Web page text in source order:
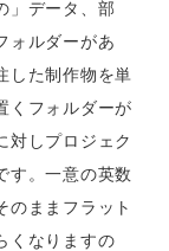
」データ、部
ォルダーがあ
した制作物を単
くフォルダーが
対しプロジェク
す。一意の英数
のままフラット
くなりますの